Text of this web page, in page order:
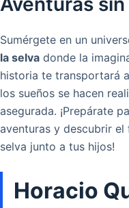
Sumérgete en un
la selva donde la
historia te transportará
los sueños se hacen
asegurada. ¡Prepárate
aventuras y descubrir
selva junto a tus hijos!
Horacio